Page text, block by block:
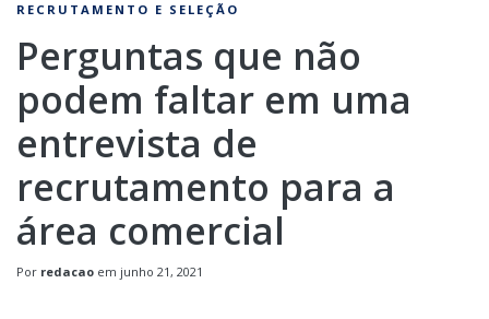
RECRUTAMENTO E SELEÇÃO
Perguntas que não
podem faltar em uma
entrevista de
recrutamento para a
área comercial
Por redacao em junho 21, 2021